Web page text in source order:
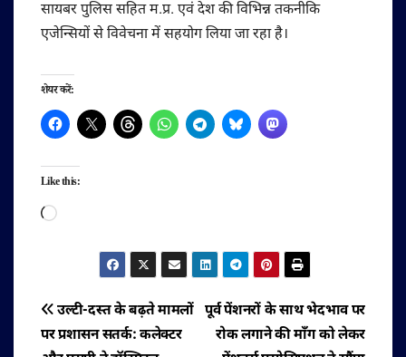
सायबर पुलिस सहित म.प्र. एवं देश की विभिन्न तकनीकि
एजेन्सियों से विवेचना में सहयोग लिया जा रहा है।
शेयर करें:
Like this:
Loading…
पोस्ट
पूर्व पेंशनरों के साथ भेदभाव पर
रोक लगाने की माँग को लेकर
उल्टी-दस्त के बढ़ते मामलों
पर प्रशासन सतर्क: कलेक्टर